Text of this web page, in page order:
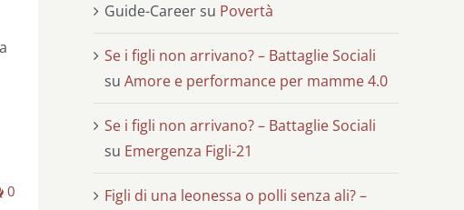
0
Guide-Career su Povertà
Se i figli non arrivano? – Battaglie Sociali
su Amore e performance per mamme 4.0
Se i figli non arrivano? – Battaglie Sociali
su Emergenza Figli-21
Figli di una leonessa o polli senza ali? –